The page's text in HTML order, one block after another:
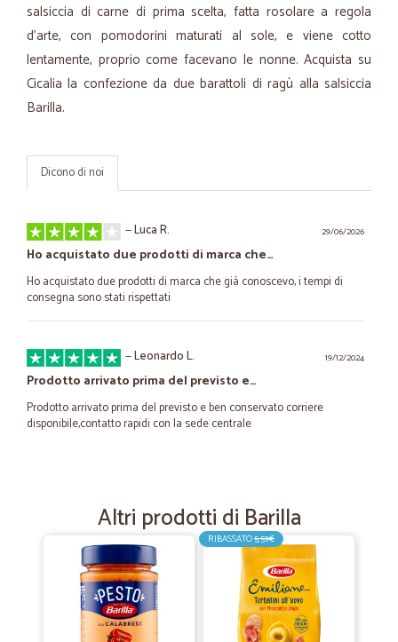
salsiccia di carne di prima scelta, fatta rosolare a regola
d’arte, con pomodorini maturati al sole, e viene cotto
lentamente, proprio come facevano le nonne. Acquista su
Cicalia la confezione da due barattoli di ragù alla salsiccia
Barilla.
Dicono di noi
29/06/2026
—Luca R.
Ho acquistato due prodotti di marca che…
Ho acquistato due prodotti di marca che già conoscevo, i tempi di
consegna sono stati rispettati
19/12/2024
—Leonardo L.
Prodotto arrivato prima del previsto e…
Prodotto arrivato prima del previsto e ben conservato corriere
disponibile,contatto rapidi con la sede centrale
La qualità e la puntualità
La qualità e la puntualità
—Mattia P.
Puntuale e preciso
Altri prodotti di Barilla
RIBASSATO5,59€